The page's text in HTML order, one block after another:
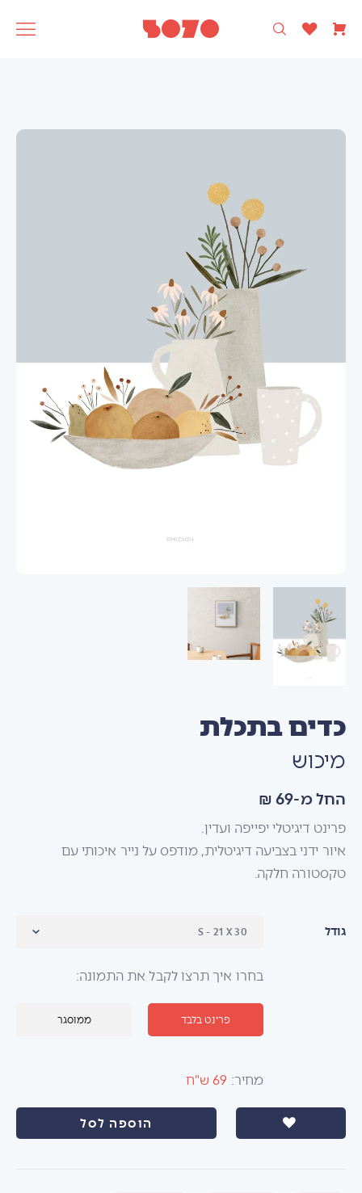
רק עיצוב ישראלי 🩵
אסופהSAGAתוצרת5070
כדים בתכלת
מיכוש
החל מ-69 ₪
פרינט דיגיטלי יפייפה ועדין.
איור ידני בצביעה דיגיטלית, מודפס על נייר איכותי עם
טקסטורה חלקה.
גודל
בחרו איך תרצו לקבל את התמונה:
פרינט בלבד ממוסגר
מחיר: 69 ש"ח
הוספה לסל